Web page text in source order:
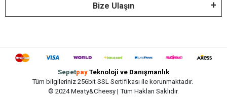
Bize Ulaşın
Sepetpay Teknoloji ve Danışmanlık
Tüm bilgileriniz 256bit SSL Sertifikası ile korunmaktadır.
© 2024 Meaty&Cheesy | Tüm Hakları Saklıdır.